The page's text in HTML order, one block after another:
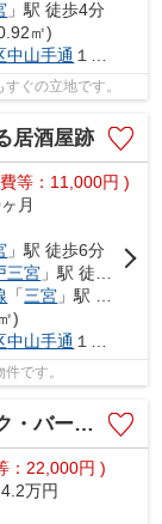
」駅 徒歩4分
㎡)
中山手通 １丁目
ぐの立地です。
居酒屋跡
等：11,000円 )
月
」駅 徒歩6分
三宮 」駅 徒歩5分
「三宮 」駅 徒歩4分
)
中山手通 １丁目
です。
ー居抜き
：22,000円 )
万円